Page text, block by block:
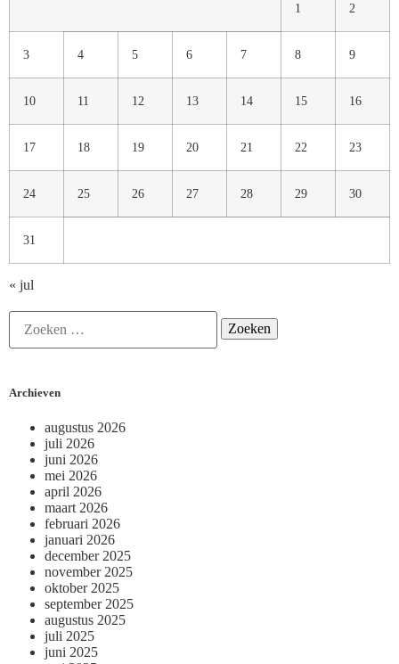
1 2
3 4 5 6 7 8 9
10 11 12 13 14 15 16
17 18 19 20 21 22 23
24 25 26 27 28 29 30
31
« jul
Archieven
augustus 2026
juli 2026
juni 2026
mei 2026
april 2026
maart 2026
februari 2026
januari 2026
december 2025
november 2025
oktober 2025
september 2025
augustus 2025
juli 2025
juni 2025